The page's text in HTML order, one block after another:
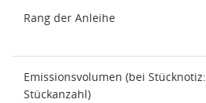
Rang der Anleihe
Emissionsvolumen (bei Stücknotiz:
Stückanzahl)